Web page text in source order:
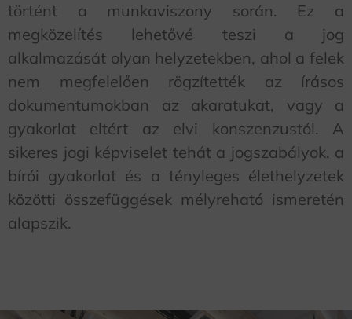
történt a munkaviszony során. Ez a
megközelítés lehetővé teszi a jog
alkalmazását olyan helyzetekben, ahol a felek
nem megfelelően rögzítették az írásos
dokumentumokban az akaratukat, vagy a
gyakorlat eltért az elvi konszenzustól. A
sikeres jogi képviselet tehát a jogszabályok, a
bírói gyakorlat és a tényleges élethelyzetek
közötti összefüggések mélyreható ismeretén
alapszik.